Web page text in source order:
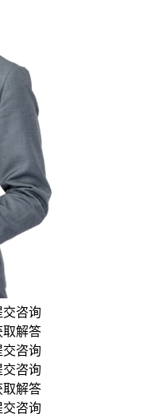
咨询
解答
咨询
咨询
解答
交咨询
交咨询
取解答
交咨询
账号